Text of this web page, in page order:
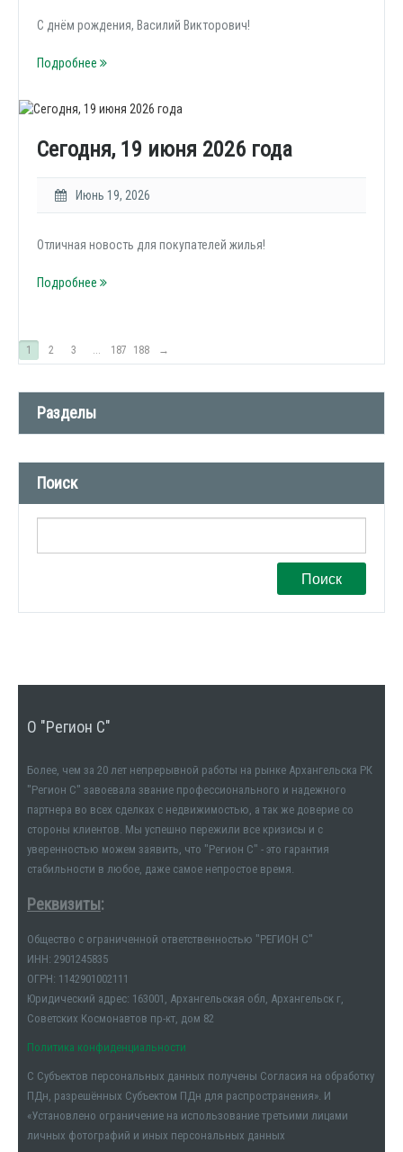
С днём рождения, Василий Викторович!
Подробнее
Сегодня, 19 июня 2026 года
Июнь 19, 2026
Отличная новость для покупателей жилья!
Подробнее
1 2 3 ... 187 188 →
Разделы
Новости компании (509)
СМИ о нас (1)
Поиск
Поиск
О "Регион С"
Более, чем за 20 лет непрерывной работы на рынке Архангельска РК
"Регион С" завоевала звание профессионального и надежного
партнера во всех сделках с недвижимостью, а так же доверие со
стороны клиентов. Мы успешно пережили все кризисы и с
уверенностью можем заявить, что "Регион С" - это гарантия
стабильности в любое, даже самое непростое время.
Реквизиты:
Общество с ограниченной ответственностью "РЕГИОН С"
ИНН: 2901245835
ОГРН: 1142901002111
Юридический адрес: 163001, Архангельская обл, Архангельск г,
Советских Космонавтов пр-кт, дом 82
Политика конфиденциальности
С Субъектов персональных данных получены Согласия на обработку
ПДн, разрешённых Субъектом ПДн для распространения». И
«Установлено ограничение на использование третьими лицами
личных фотографий и иных персональных данных